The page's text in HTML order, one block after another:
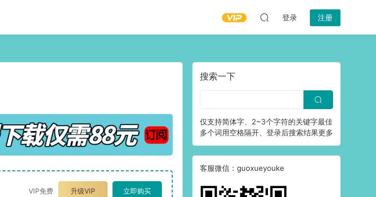
登录 注册
VIP免费 升级VIP 立即购买
搜索一下
仅支持简体字、2~3个字符的关键字最佳
多个词用空格隔开、登录后搜索结果更多
客服微信：guoxueyouke